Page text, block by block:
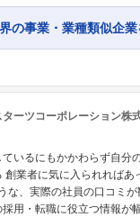
の事業・業種類似企
ーツコーポレーション株
いるにもかかわらず自分
創業者に気に入られればあ
な、実際の社員の口コミ
用・転職に役立つ情報が